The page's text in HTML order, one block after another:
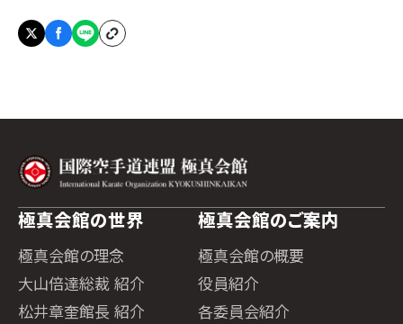
極真会館の世界
極真会館の理念
大山倍達総裁 紹介
松井章奎館長 紹介
極真会館のご案内
極真会館の概要
役員紹介
各委員会紹介